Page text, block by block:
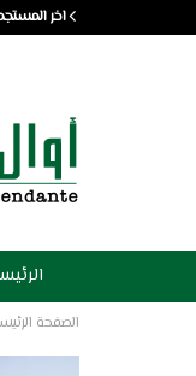
اخر
الصفحة